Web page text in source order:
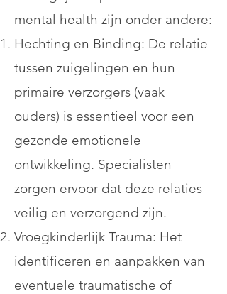
mental health zijn onder andere:
Hechting en Binding: De relatie
tussen zuigelingen en hun
primaire verzorgers (vaak
ouders) is essentieel voor een
gezonde emotionele
ontwikkeling. Specialisten
zorgen ervoor dat deze relaties
veilig en verzorgend zijn.
Vroegkinderlijk Trauma: Het
identificeren en aanpakken van
eventuele traumatische of